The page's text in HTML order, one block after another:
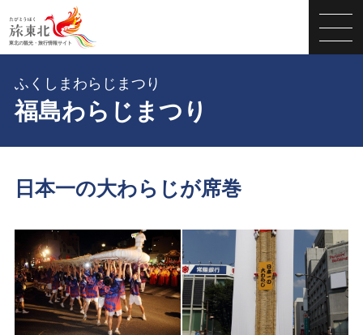
福島わらじまつり
ふくしまわらじまつり
日本一の大わらじが席巻